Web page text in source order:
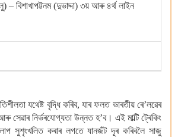
– বিশাখাপট্টনম (দুভাদ্দা) ৩য় আৰু ৪ৰ্থ লাইন
যথেষ্ট বৃদ্ধি কৰিব, যাৰ ফলত ভাৰতীয় ৰে’লৱেৰ
আৰু সেৱাৰ নিৰ্ভৰযোগ্যতা উন্নত হ’ব। এই মাল্টি ট্ৰেকিং
সুশৃংখলিত কৰাৰ লগতে যানজঁট দূৰ কৰিবলৈ সাজু